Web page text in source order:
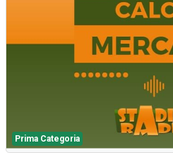
Prima Categoria